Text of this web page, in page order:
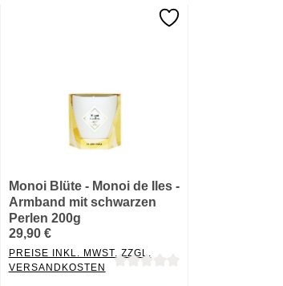
Monoi Blüte - Monoi de Iles -
Armband mit schwarzen
Perlen 200g
29,90 €
PREISE INKL. MWST. ZZGL.
VERSANDKOSTEN